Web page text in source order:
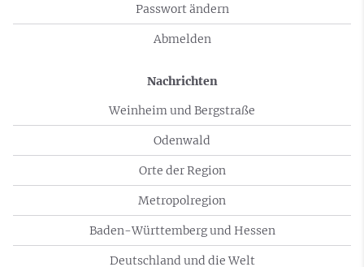
Passwort ändern
Abmelden
Nachrichten
Weinheim und Bergstraße
Odenwald
Orte der Region
Metropolregion
Baden-Württemberg und Hessen
Deutschland und die Welt